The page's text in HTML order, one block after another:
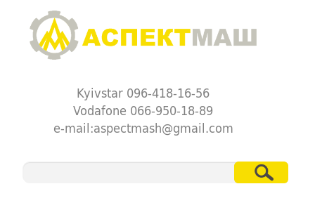
Kyivstar 096-418-16-56
Vodafone 066-950-18-89
e-mail:aspectmash@gmail.com